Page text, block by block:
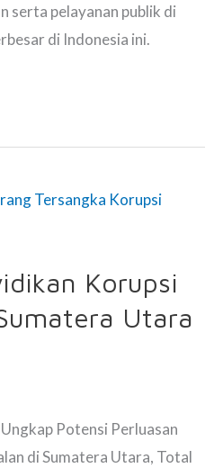
serta pelayanan publik di
di Indonesia ini.
Korupsi
Utara
Potensi Perluasan
di Sumatera Utara, Total